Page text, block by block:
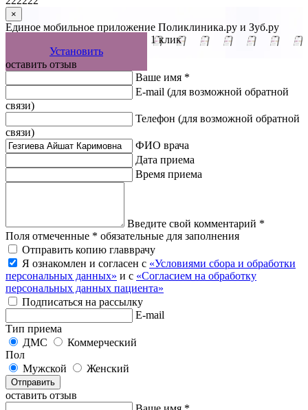
×
Единое мобильное приложение Поликлиника.ру и Зуб.ру
Управляйте записью к врачу в 1 клик
Установить
оставить отзыв
Ваше имя *
E-mail (для возможной обратной
связи)
Телефон (для возможной обратной
связи)
ФИО врача
Дата приема
Время приема
Введите свой комментарий *
Поля отмеченные * обязательные для заполнения
Отправить копию главврачу
Я ознакомлен и согласен с «Условиями сбора и обработки
персональных данных» и с «Согласием на обработку
персональных данных пациента»
Подписаться на рассылку
E-mail
Тип приема
ДМС
Коммерческий
Пол
Мужской
Женский
Отправить
оставить отзыв